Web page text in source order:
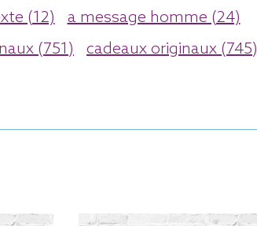
(12)
a message homme (24)
(751) cadeaux originaux (745)